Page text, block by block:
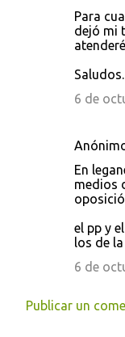
Para
dejó mi
6 de
En
medios
el pp y
los de
6 de
Publicar un